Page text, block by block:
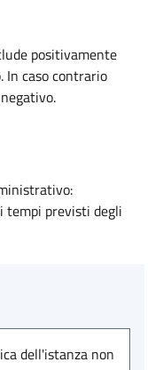
positivamente
In caso contrario
tempi previsti degli
dell'istanza non